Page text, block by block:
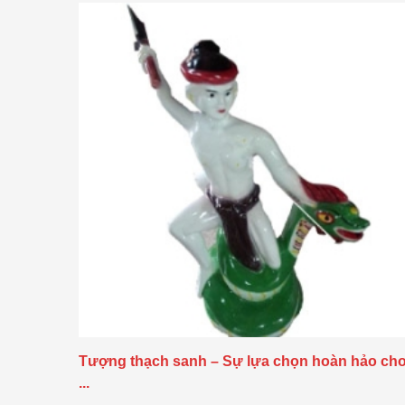
Tượng thạch sanh – Sự lựa chọn hoàn hảo
...